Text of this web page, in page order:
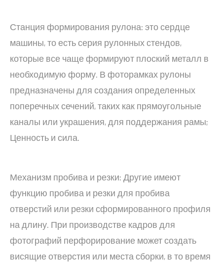
Станция формирования рулона: это сердце
машины, то есть серия рулонных стендов,
которые все чаще формируют плоский металл в
необходимую форму. В фоторамках рулоны
предназначены для создания определенных
поперечных сечений, таких как прямоугольные
каналы или украшения, для поддержания рамы;
Ценность и сила.
Механизм пробива и резки: Другие имеют
функцию пробива и резки для пробива
отверстий или резки сформированного профиля
на длину. При производстве кадров для
фотографий перфорирование может создать
висящие отверстия или места сборки, в то время